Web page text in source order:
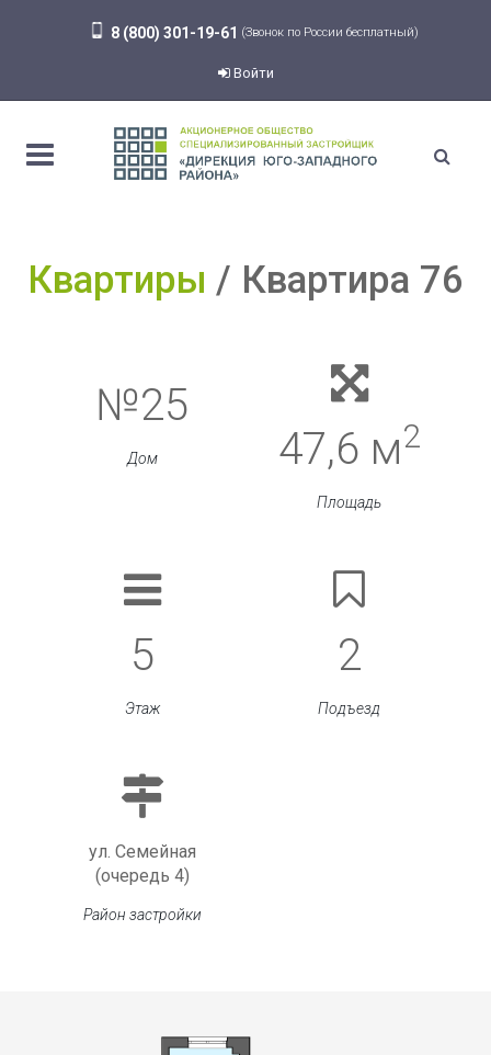
8 (800) 301-19-61 (Звонок по России бесплатный)
Войти
Квартиры Квартира 76
№25
Дом 47,6 м2
Площадь
5
Этаж
2
Подъезд
ул. Семейная
(очередь 4)
Район застройки